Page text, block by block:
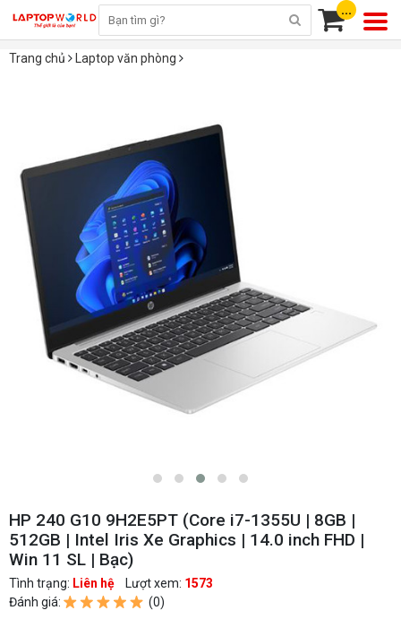
...
Trang chủ Laptop văn phòng
HP 240 G10 9H2E5PT (Core i7-1355U | 8GB |
512GB | Intel Iris Xe Graphics | 14.0 inch FHD |
Win 11 SL | Bạc)
Tình trạng: Liên hệ Lượt xem: 1573
Đánh giá:
(0)